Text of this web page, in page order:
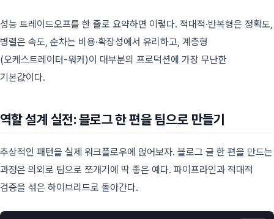
성능 트레이드오프를 한 줄로 요약하면 이렇다. 적대적·반복형은 정확도,
병렬은 속도, 순차는 비용·확장성에서 유리하고, 계층형
(오케스트레이터-워커)이 대부분의 프로덕션에 가장 무난한
기본값이다.
역할 설계 실전: 블로그 한 편을 팀으로 만들기
추상적인 패턴을 실제 워크플로우에 얹어보자. 블로그 글 한 편을 만드는
과정은 의외로 팀으로 쪼개기에 딱 좋은 예다. 파이프라인과 적대적
검증을 섞은 하이브리드로 돌아간다.